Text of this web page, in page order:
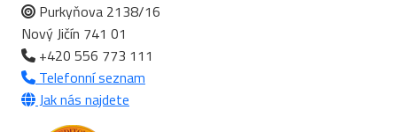
Purkyňova 2138/16
Nový Jičín 741 01
+420 556 773 111
Telefonní seznam
Jak nás najdete